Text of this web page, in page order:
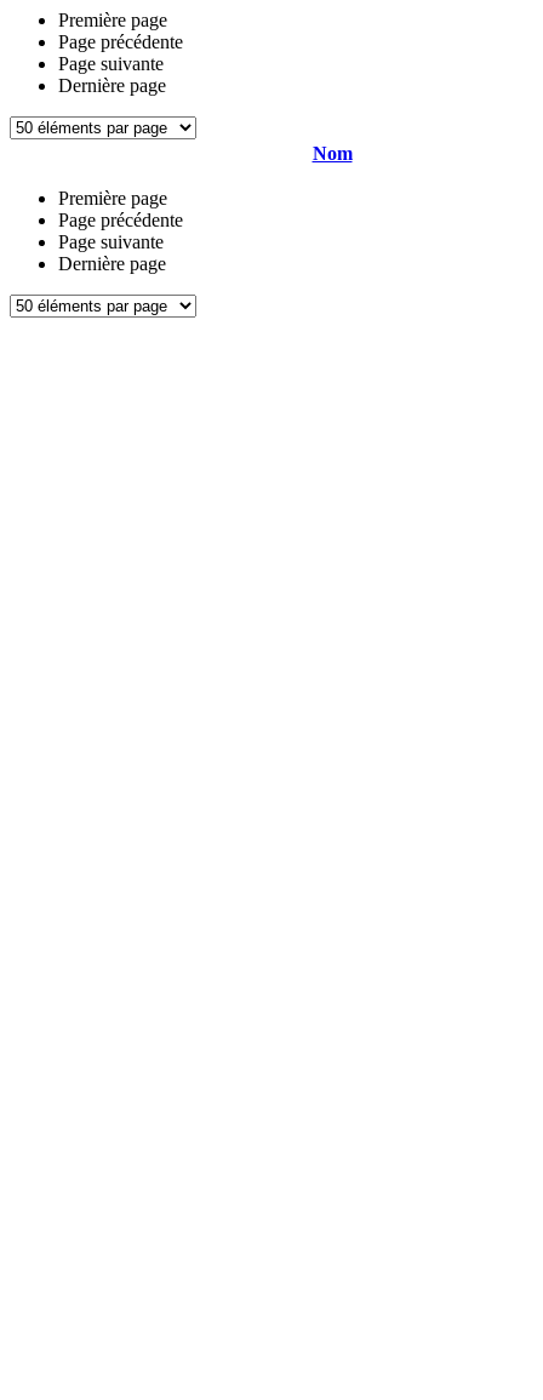
Première page
Page précédente
Page suivante
Dernière page
Nom
Première page
Page précédente
Page suivante
Dernière page